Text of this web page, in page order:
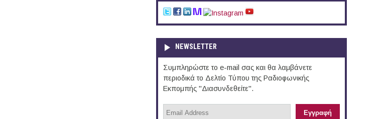
NEWSLETTER
Συμπληρώστε το e-mail σας και θα λαμβάνετε
περιοδικά το Δελτίο Τύπου της Ραδιοφωνικής
Εκπομπής "Διασυνδεθείτε".